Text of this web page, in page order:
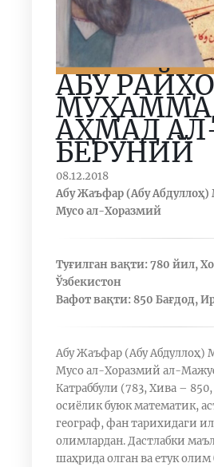
АБУ
АҲМАД
БЕРУНИЙ
08.12.2018
Абу Жаъфар (Абу
Мусо ал-Хоразмий
Туғилган вақти: 780 йил,
Ўзбекистон
Вафот вақти: 850 Бағдод,
Абу Жаъфар (Абу Абдуллоҳ)
Мусо ал-Хоразмий ал-
Катраббули (783, Хива –
осиёлик буюк математик,
географ, фан тарихидаги
олимлардан. Дастлабки
шаҳрида олган ва етук олим